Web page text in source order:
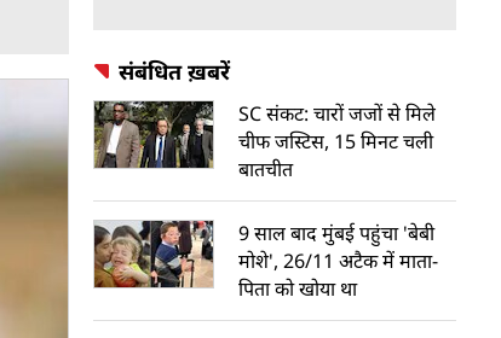
संबंधित ख़बरें
SC संकट: चारों जजों से मिले
चीफ जस्टिस, 15 मिनट चली
बातचीत
9 साल बाद मुंबई पहुंचा 'बेबी
मोशे', 26/11 अटैक में माता-
पिता को खोया था